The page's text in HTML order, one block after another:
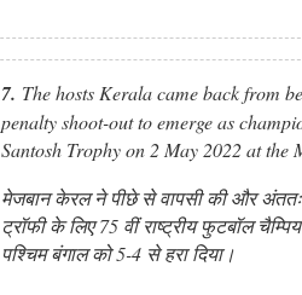
7. The hosts Kerala came back from
penalty shoot-out to emerge as
Santosh Trophy on 2 May 2022 at
मेजबान केरल ने पीछे से वापसी की और
ट्रॉफी के लिए 75 वीं राष्ट्रीय फुटबॉल
पश्चिम बंगाल को 5-4 से हरा दिया।